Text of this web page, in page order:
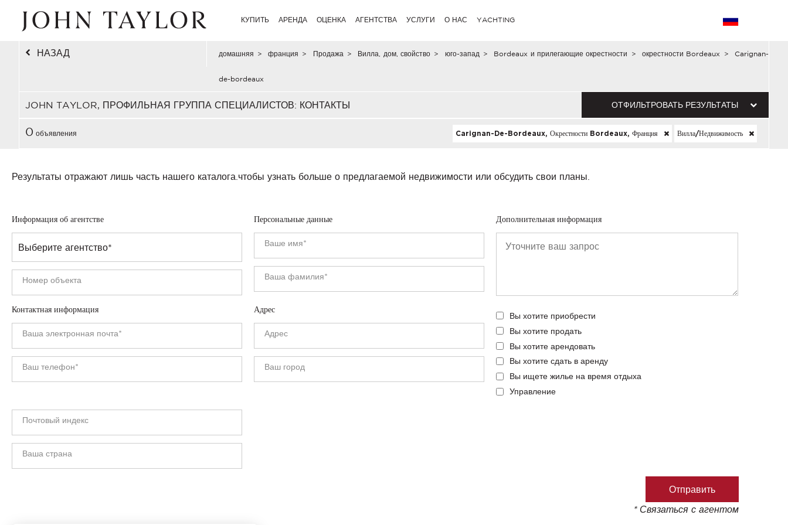
КУПИТЬ АРЕНДА ОЦЕНКА АГЕНТСТВА УСЛУГИ О НАС YACHTING
НАЗАД домашняя > франция > Продажа > Вилла, дом, свойство > юго-запад > Bordeaux и прилегающие окрестности > окрестности Bordeaux > Carignan-
de-bordeaux
JOHN TAYLOR, ПРОФИЛЬНАЯ ГРУППА СПЕЦИАЛИСТОВ: КОНТАКТЫ ОТФИЛЬТРОВАТЬ РЕЗУЛЬТАТЫ
0 объявления Carignan-De-Bordeaux, Окрестности Bordeaux, Франция Вилла/недвижимость
Результаты отражают лишь часть нашего каталога. чтобы узнать больше о предлагаемой недвижимости или обсудить свои планы.
Информация об агентстве Персональные данные
Контактная информация Адрес
Дополнительная информация
Вы хотите приобрести
Вы хотите продать
Вы хотите арендовать
Вы хотите сдать в аренду
Вы ищете жилье на время отдыха
Управление
* Связаться с агентом